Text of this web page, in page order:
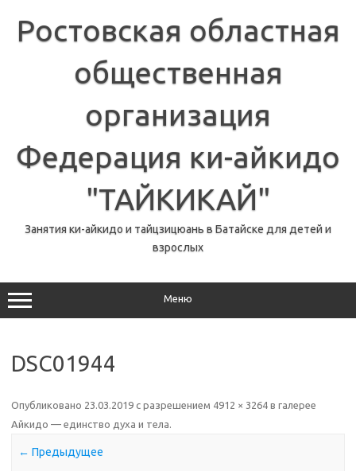
содержимому
Ростовская областная
общественная
организация
Федерация ки-айкидо
"ТАЙКИКАЙ"
Занятия ки-айкидо и тайцзицюань в Батайске для детей и
взрослых
Меню
DSC01944
Опубликовано 23.03.2019 с разрешением 4912 × 3264 в галерее
Айкидо — единство духа и тела.
← Предыдущее